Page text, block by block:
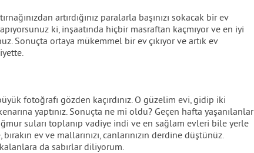
artırdığınız paralarla başınızı sokacak bir ev
ki, inşaatında hiçbir masraftan kaçmıyor ve en iyi
Sonuçta ortaya mükemmel bir ev çıkıyor ve artık ev
fotoğrafı gözden kaçırdınız. O güzelim evi, gidip iki
yaptınız. Sonuçta ne mi oldu? Geçen hafta yaşanılanlar
suları toplanıp vadiye indi ve en sağlam evleri bile yerle
ev ve mallarınızı, canlarınızın derdine düştünüz.
da sabırlar diliyorum.